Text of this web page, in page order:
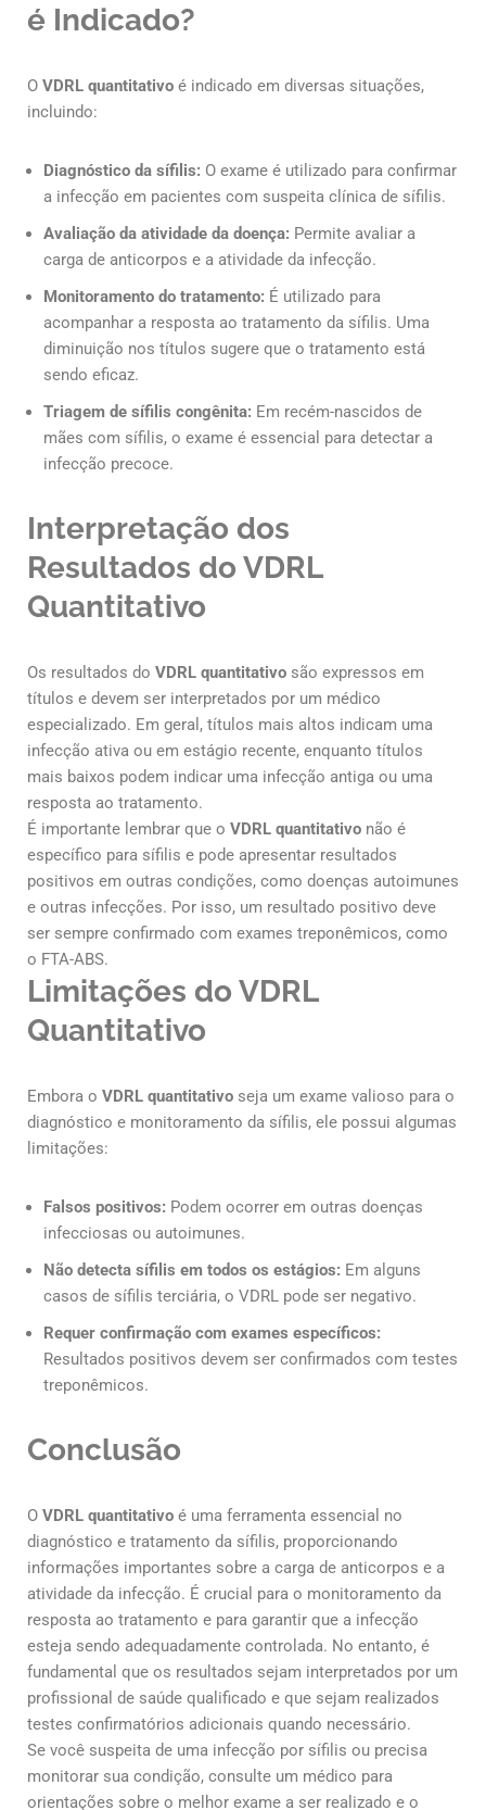
é Indicado?
O VDRL quantitativo é indicado em diversas situações,
incluindo:
Diagnóstico da sífilis: O exame é utilizado para confirmar
a infecção em pacientes com suspeita clínica de sífilis.
Avaliação da atividade da doença: Permite avaliar a
carga de anticorpos e a atividade da infecção.
Monitoramento do tratamento: É utilizado para
acompanhar a resposta ao tratamento da sífilis. Uma
diminuição nos títulos sugere que o tratamento está
sendo eficaz.
Triagem de sífilis congênita: Em recém-nascidos de
mães com sífilis, o exame é essencial para detectar a
infecção precoce.
Interpretação dos
Resultados do VDRL
Quantitativo
Os resultados do VDRL quantitativo são expressos em
títulos e devem ser interpretados por um médico
especializado. Em geral, títulos mais altos indicam uma
infecção ativa ou em estágio recente, enquanto títulos
mais baixos podem indicar uma infecção antiga ou uma
resposta ao tratamento.
É importante lembrar que o VDRL quantitativo não é
específico para sífilis e pode apresentar resultados
positivos em outras condições, como doenças autoimunes
e outras infecções. Por isso, um resultado positivo deve
ser sempre confirmado com exames treponêmicos, como
o FTA-ABS.
Limitações do VDRL
Quantitativo
Embora o VDRL quantitativo seja um exame valioso para o
diagnóstico e monitoramento da sífilis, ele possui algumas
limitações:
Falsos positivos: Podem ocorrer em outras doenças
infecciosas ou autoimunes.
Não detecta sífilis em todos os estágios: Em alguns
casos de sífilis terciária, o VDRL pode ser negativo.
Requer confirmação com exames específicos:
Resultados positivos devem ser confirmados com testes
treponêmicos.
Conclusão
O VDRL quantitativo é uma ferramenta essencial no
diagnóstico e tratamento da sífilis, proporcionando
informações importantes sobre a carga de anticorpos e a
atividade da infecção. É crucial para o monitoramento da
resposta ao tratamento e para garantir que a infecção
esteja sendo adequadamente controlada. No entanto, é
fundamental que os resultados sejam interpretados por um
profissional de saúde qualificado e que sejam realizados
testes confirmatórios adicionais quando necessário.
Se você suspeita de uma infecção por sífilis ou precisa
monitorar sua condição, consulte um médico para
orientações sobre o melhor exame a ser realizado e o